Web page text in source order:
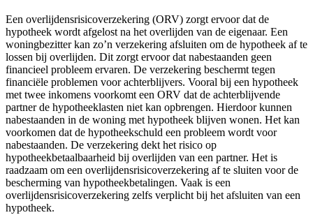
Een overlijdensrisicoverzekering (ORV) zorgt ervoor dat de
hypotheek wordt afgelost na het overlijden van de eigenaar. Een
woningbezitter kan zo’n verzekering afsluiten om de hypotheek af te
lossen bij overlijden. Dit zorgt ervoor dat nabestaanden geen
financieel probleem ervaren. De verzekering beschermt tegen
financiële problemen voor achterblijvers. Vooral bij een hypotheek
met twee inkomens voorkomt een ORV dat de achterblijvende
partner de hypotheeklasten niet kan opbrengen. Hierdoor kunnen
nabestaanden in de woning met hypotheek blijven wonen. Het kan
voorkomen dat de hypotheekschuld een probleem wordt voor
nabestaanden. De verzekering dekt het risico op
hypotheekbetaalbaarheid bij overlijden van een partner. Het is
raadzaam om een overlijdensrisicoverzekering af te sluiten voor de
bescherming van hypotheekbetalingen. Vaak is een
overlijdensrisicoverzekering zelfs verplicht bij het afsluiten van een
hypotheek.